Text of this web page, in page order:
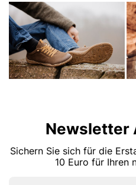
Newsletter
Sichern Sie sich für die
10 Euro für Ihren